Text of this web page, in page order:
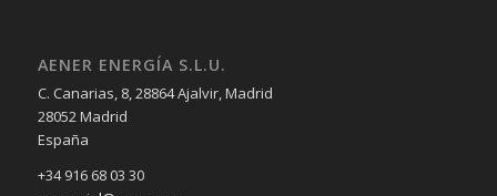
AENER ENERGÍA S.L.U.
C. Canarias, 8, 28864 Ajalvir, Madrid
28052 Madrid
España
+34 916 68 03 30